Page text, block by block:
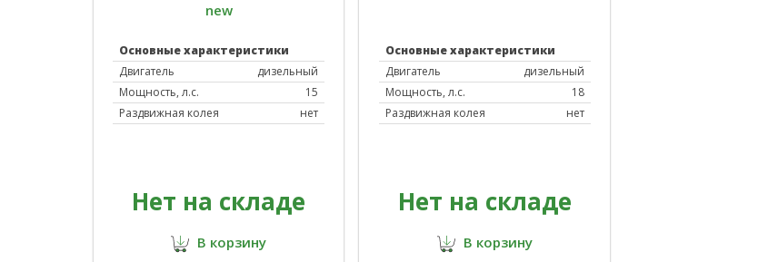
new
Основные характеристики
Двигатель
дизельный
Мощность, л.с.
15
Раздвижная колея
нет
Нет на складе
В корзину
Основные характеристики
Двигатель
дизельный
Мощность, л.с.
18
Раздвижная колея
нет
Нет на складе
В корзину